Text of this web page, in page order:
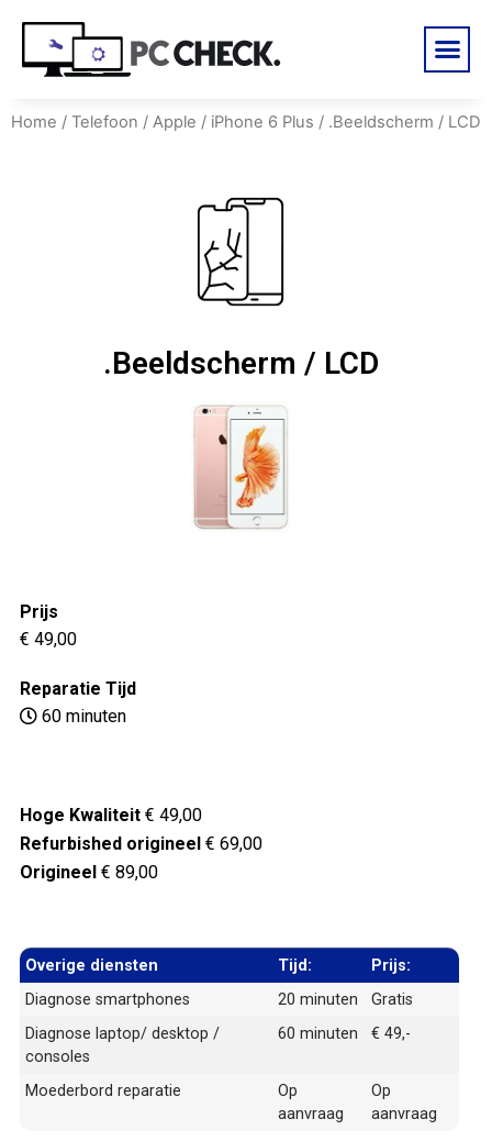
Home / Telefoon / Apple / iPhone 6 Plus / .Beeldscherm / LCD
.Beeldscherm / LCD
Prijs
€ 49,00
Reparatie Tijd
60 minuten
Hoge Kwaliteit € 49,00
Refurbished origineel € 69,00
Origineel € 89,00
Overige diensten Tijd:
Prijs:
Diagnose smartphones
20 minuten
Gratis
Diagnose laptop/ desktop /
consoles
60 minuten € 49,-
Moederbord reparatie
Op
aanvraag
Op
aanvraag